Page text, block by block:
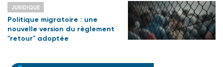
JURIDIQUE
Politique migratoire : une
nouvelle version du règlement
"retour" adoptée